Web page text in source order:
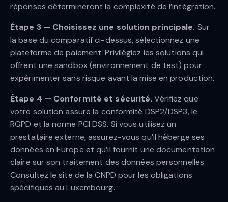
réponses détermineront la complexité de l’intégration.
Étape 3 — Choisissez une solution principale. Sur
la base du comparatif ci-dessus, sélectionnez une
plateforme de paiement. Privilégiez les solutions qui
offrent une sandbox (environnement de test) pour
expérimenter sans risque avant la mise en production.
Étape 4 — Conformité et sécurité. Vérifiez que
votre solution assure la conformité DSP2/DSP3, le
RGPD et la norme PCI DSS. Si vous utilisez un
prestataire externe, assurez-vous qu’il héberge ses
données en Europe et qu’il fournit une documentation
claire sur son traitement des données personnelles.
Consultez le site de la CNPD pour les obligations
spécifiques au Luxembourg.